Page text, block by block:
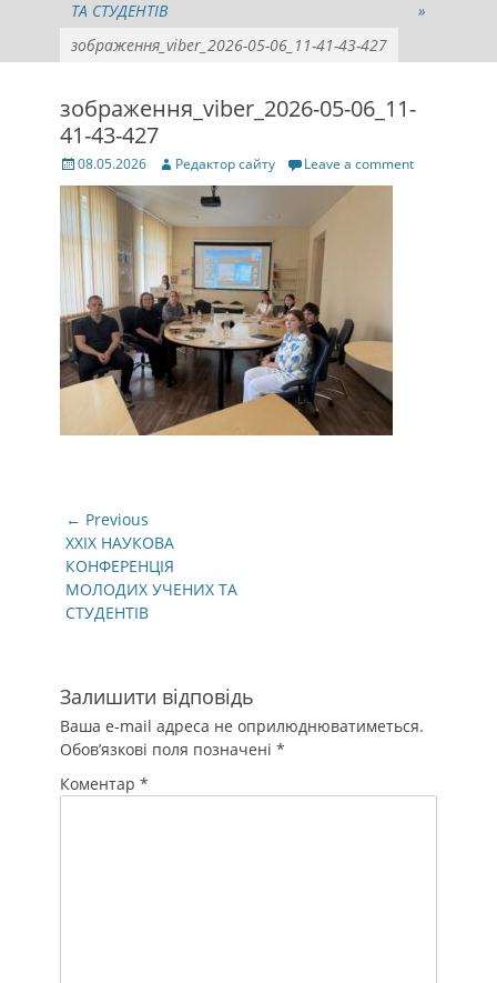
ТА СТУДЕНТІВ
»
зображення_viber_2026-05-06_11-41-43-427
зображення_viber_2026-05-06_11-
41-43-427
Posted
on
08.05.2026 Author
Редактор сайту Leave a comment
Навігація
записів
← Previous
Previous
post:
ХХІХ НАУКОВА
КОНФЕРЕНЦІЯ
МОЛОДИХ УЧЕНИХ ТА
СТУДЕНТІВ
Залишити відповідь
Ваша e-mail адреса не оприлюднюватиметься.
Обов’язкові поля позначені *
Коментар *